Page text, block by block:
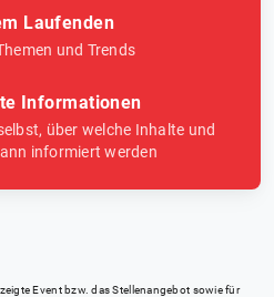
Laufenden
und Trends
Informationen
über welche Inhalte und
informiert werden
Event bzw. das Stellenangebot sowie für